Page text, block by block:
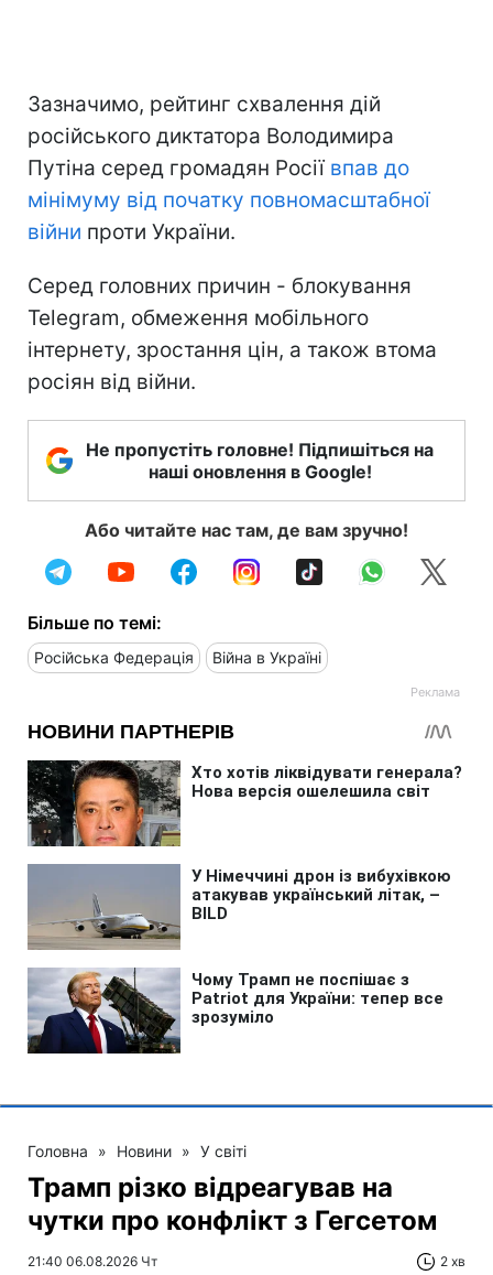
Зазначимо, рейтинг схвалення дій
російського диктатора Володимира
Путіна серед громадян Росії впав до
мінімуму від початку повномасштабної
війни проти України.
Серед головних причин - блокування
Telegram, обмеження мобільного
інтернету, зростання цін, а також втома
росіян від війни.
Не пропустіть головне! Підпишіться на
наші оновлення в Google!
Або читайте нас там, де вам зручно!
Більше по темі:
Російська Федерація Війна в Україні
Головна » Новини » У світі
Трамп різко відреагував на
чутки про конфлікт з Гегсетом
21:40 06.08.2026 Чт 2 хв